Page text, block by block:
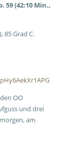
59 (42:10 Min.,
85 Grad C.
OO
und drei
am